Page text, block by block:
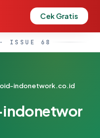
Cek Gratis
· ISSUE 68
indonetwork.co.id